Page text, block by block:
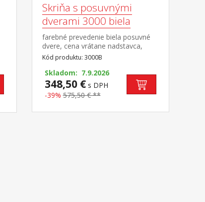
Skriňa s posuvnými
dverami 3000 biela
farebné prevedenie biela posuvné
dvere, cena vrátane nadstavca,
priestor delený v pomere 2:1 širšia
časť šatníková tyč, užšia časť 2
variabilné police, 3 zásuvky s
kovovými pojazdmi
Kód produktu: 3000B
Skladom: 7.9.2026
348,50 €s DPH
-39% 575,50 € **